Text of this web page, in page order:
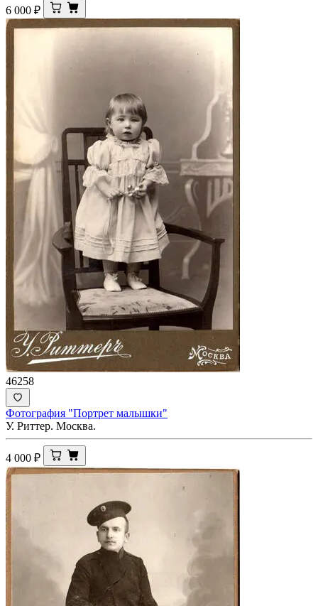
6 000 ₽
46258
Фотография "Портрет малышки"
У. Риттер. Москва.
4 000 ₽